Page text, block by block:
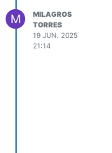
M
MILAGROS
TORRES
19 JUN. 2025
21:14